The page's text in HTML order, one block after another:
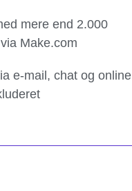
mere end 2.000
Make.com
e-mail, chat og online